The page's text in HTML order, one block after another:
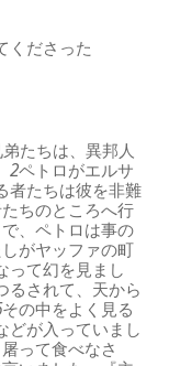
くださった
たちは、異邦人
2ペトロがエルサ
者たちは彼を非難
ちのところへ行
、ペトロは事の
しがヤッファの町
って幻を見まし
るされて、天から
その中をよく見る
どが入っていまし
って食べなさ